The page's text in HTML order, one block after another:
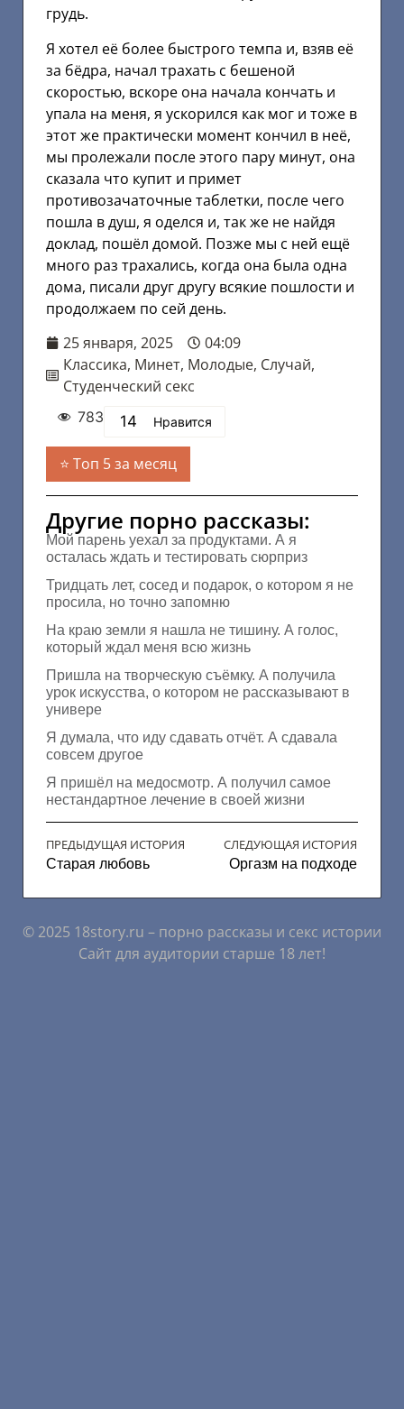
грудь.
Я хотел её более быстрого темпа и, взяв её
за бёдра, начал трахать с бешеной
скоростью, вскоре она начала кончать и
упала на меня, я ускорился как мог и тоже в
этот же практически момент кончил в неё,
мы пролежали после этого пару минут, она
сказала что купит и примет
противозачаточные таблетки, после чего
пошла в душ, я оделся и, так же не найдя
доклад, пошёл домой. Позже мы с ней ещё
много раз трахались, когда она была одна
дома, писали друг другу всякие пошлости и
продолжаем по сей день.
25 января, 2025
04:09
Классика, Минет, Молодые, Случай,
Студенческий секс
783 14 Нравится
Топ 5 за месяц
Другие порно рассказы:
Мой парень уехал за продуктами. А я
осталась ждать и тестировать сюрприз
Тридцать лет, сосед и подарок, о котором я не
просила, но точно запомню
На краю земли я нашла не тишину. А голос,
который ждал меня всю жизнь
Пришла на творческую съёмку. А получила
урок искусства, о котором не рассказывают в
универе
Я думала, что иду сдавать отчёт. А сдавала
совсем другое
Я пришёл на медосмотр. А получил самое
нестандартное лечение в своей жизни
ПРЕДЫДУЩАЯ ИСТОРИЯ
Старая любовь
СЛЕДУЮЩАЯ ИСТОРИЯ
Оргазм на подходе
© 2025 18story.ru – порно рассказы и секс истории
Сайт для аудитории старше 18 лет!